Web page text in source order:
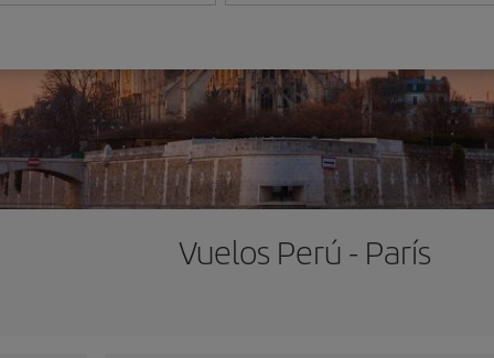
Vuelos Perú - París